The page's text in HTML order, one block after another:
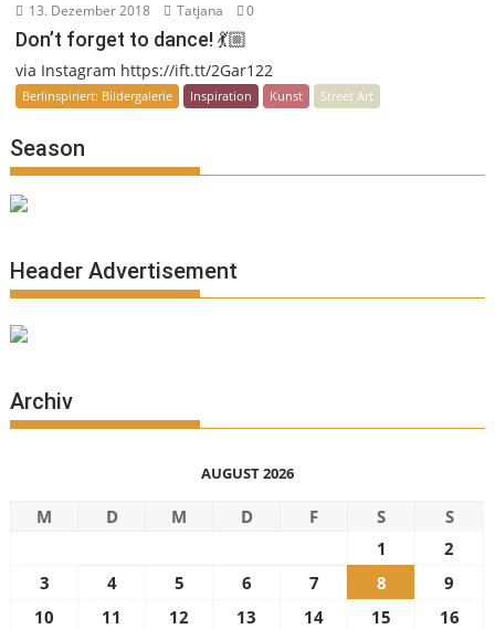
13. Dezember 2018 Tatjana 0
Don’t forget to dance! 💃🏼
via Instagram https://ift.tt/2Gar122
Berlinspiriert: Bildergalerie Inspiration Kunst Street Art
Season
Header Advertisement
Archiv
AUGUST 2026
M D M D F S
S
1
2
3
4 5 6 7 8
9
10
11 12 13 14 15
16